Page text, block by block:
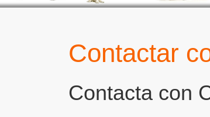
Contactar
Contacta con